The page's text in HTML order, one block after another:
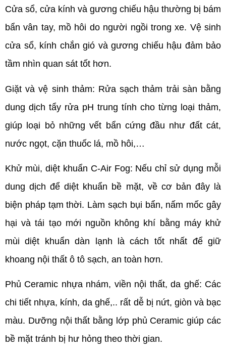
Cửa sổ, cửa kính và gương chiếu hậu thường bị bám
bẩn vân tay, mồ hôi do người ngồi trong xe. Vệ sinh
cửa sổ, kính chắn gió và gương chiếu hậu đảm bảo
tầm nhìn quan sát tốt hơn.
Giặt và vệ sinh thảm: Rửa sạch thảm trải sàn bằng
dung dịch tẩy rửa pH trung tính cho từng loại thảm,
giúp loại bỏ những vết bẩn cứng đầu như đất cát,
nước ngọt, cặn thuốc lá, mồ hôi,…
Khử mùi, diệt khuẩn C-Air Fog: Nếu chỉ sử dụng mỗi
dung dịch để diệt khuẩn bề mặt, về cơ bản đây là
biện pháp tạm thời. Làm sạch bụi bẩn, nấm mốc gây
hại và tái tạo mới nguồn không khí bằng máy khử
mùi diệt khuẩn dàn lạnh là cách tốt nhất để giữ
khoang nội thất ô tô sạch, an toàn hơn.
Phủ Ceramic nhựa nhám, viền nội thất, da ghế: Các
chi tiết nhựa, kính, da ghế,.. rất dễ bị nứt, giòn và bạc
màu. Dưỡng nội thất bằng lớp phủ Ceramic giúp các
bề mặt tránh bị hư hỏng theo thời gian.